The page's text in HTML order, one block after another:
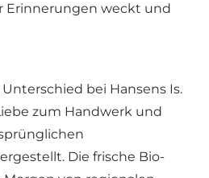
Erinnerungen weckt und
bei Hansens Is.
zum Handwerk und
Die frische Bio-